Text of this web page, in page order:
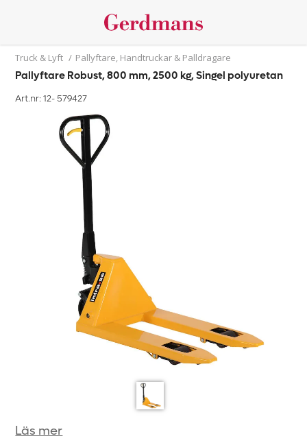
Truck & Lyft / Pallyftare, Handtruckar & Palldragare
Pallyftare Robust, 800 mm, 2500 kg, Singel polyuretan
Art.nr: 12- 579427
Läs mer